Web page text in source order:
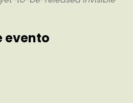
evento